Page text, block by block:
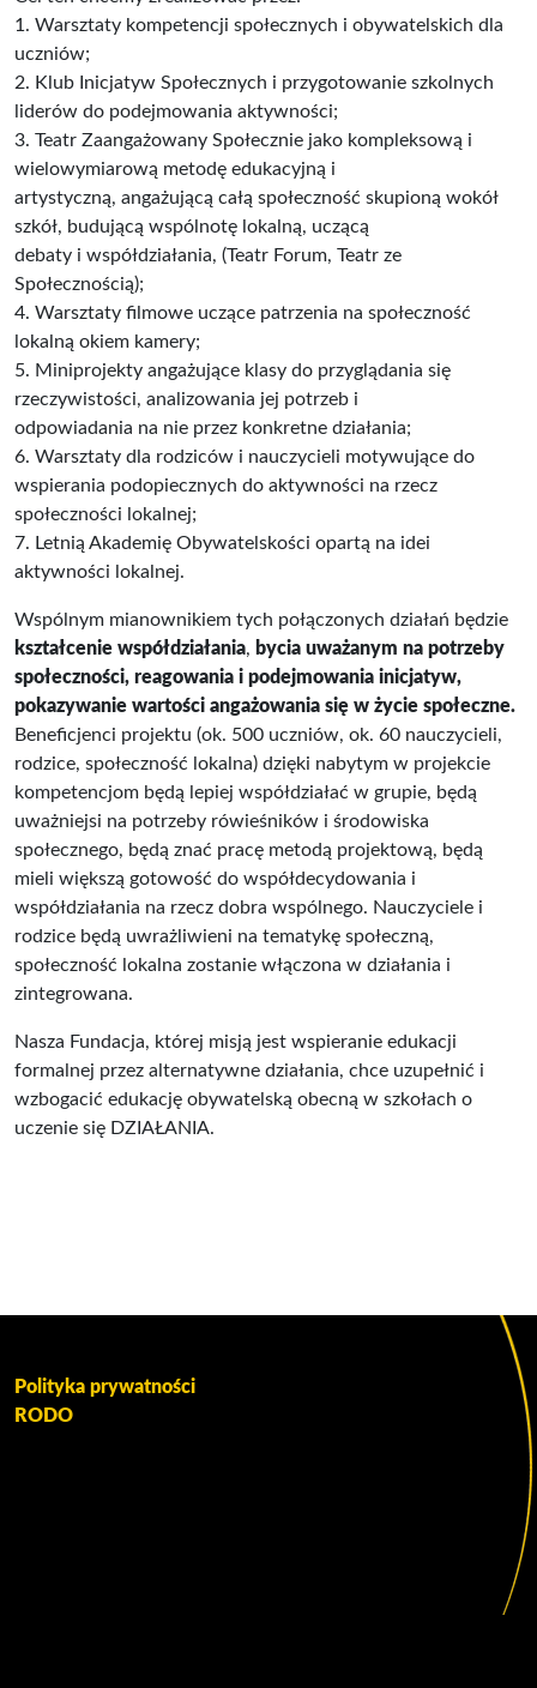
1. Warsztaty kompetencji społecznych i obywatelskich dla
uczniów;
2. Klub Inicjatyw Społecznych i przygotowanie szkolnych
liderów do podejmowania aktywności;
3. Teatr Zaangażowany Społecznie jako kompleksową i
wielowymiarową metodę edukacyjną i
artystyczną, angażującą całą społeczność skupioną wokół
szkół, budującą wspólnotę lokalną, uczącą
debaty i współdziałania, (Teatr Forum, Teatr ze
Społecznością);
4. Warsztaty filmowe uczące patrzenia na społeczność
lokalną okiem kamery;
5. Miniprojekty angażujące klasy do przyglądania się
rzeczywistości, analizowania jej potrzeb i
odpowiadania na nie przez konkretne działania;
6. Warsztaty dla rodziców i nauczycieli motywujące do
wspierania podopiecznych do aktywności na rzecz
społeczności lokalnej;
7. Letnią Akademię Obywatelskości opartą na idei
aktywności lokalnej.
Wspólnym mianownikiem tych połączonych działań będzie
kształcenie współdziałania, bycia uważanym na potrzeby
społeczności, reagowania i podejmowania inicjatyw,
pokazywanie wartości angażowania się w życie społeczne.
Beneficjenci projektu (ok. 500 uczniów, ok. 60 nauczycieli,
rodzice, społeczność lokalna) dzięki nabytym w projekcie
kompetencjom będą lepiej współdziałać w grupie, będą
uważniejsi na potrzeby rówieśników i środowiska
społecznego, będą znać pracę metodą projektową, będą
mieli większą gotowość do współdecydowania i
współdziałania na rzecz dobra wspólnego. Nauczyciele i
rodzice będą uwrażliwieni na tematykę społeczną,
społeczność lokalna zostanie włączona w działania i
zintegrowana.
Nasza Fundacja, której misją jest wspieranie edukacji
formalnej przez alternatywne działania, chce uzupełnić i
wzbogacić edukację obywatelską obecną w szkołach o
uczenie się DZIAŁANIA.
Polityka prywatności
RODO